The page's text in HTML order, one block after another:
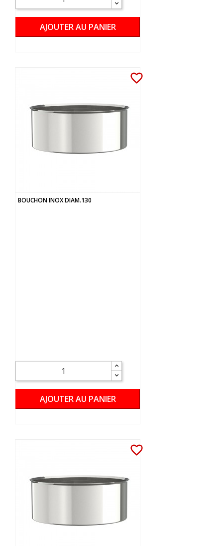
AJOUTER AU PANIER
favorite_border
BOUCHON INOX DIAM.130
AJOUTER AU PANIER
favorite_border